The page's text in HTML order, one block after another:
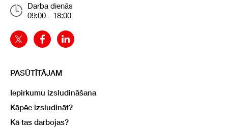
Darba dienās
09:00 - 18:00
PASŪTĪTĀJAM
Iepirkumu izsludināšana
Kāpēc izsludināt?
Kā tas darbojas?